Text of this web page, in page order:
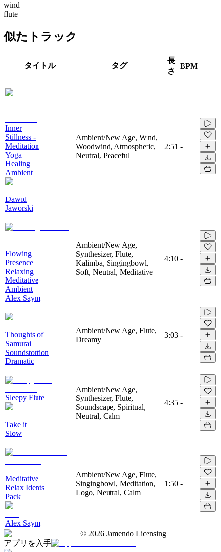
wind
flute
似たトラック
タイトル タグ
長
さ
BPM
Inner
Stillness -
Meditation
Yoga
Healing
Ambient
Dawid
Jaworski
Ambient/New Age, Wind,
Woodwind, Atmospheric,
Neutral, Peaceful
2:51 -
Flowing
Presence
Relaxing
Meditative
Ambient
Alex Saym
Ambient/New Age,
Synthesizer, Flute,
Kalimba, Singingbowl,
Soft, Neutral, Meditative
4:10 -
Thoughts of
Samurai
Soundstortion
Dramatic
Ambient/New Age, Flute,
Dreamy
3:03 -
Sleepy Flute
Take it
Slow
Ambient/New Age,
Synthesizer, Flute,
Soundscape, Spiritual,
Neutral, Calm
4:35 -
Meditative
Relax Idents
Pack
Alex Saym
Ambient/New Age, Flute,
Singingbowl, Meditation,
Logo, Neutral, Calm
1:50 -
© 2026 Jamendo Licensing
アプリを入手